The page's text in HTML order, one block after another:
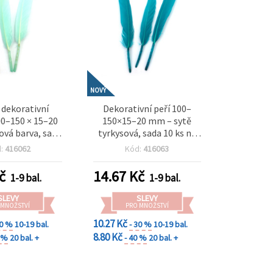
dekorativní
× 15–20
barva, sada
jarní tvoření,
projekty
416062
1-9 bal.
%10-19 bal.
20 bal. +
NOVÝ
Dekorativní peří 100–
150×15–20 mm – sytě
tyrkysová, sada 10 ks na
tvoření, scrapbooking,
kreativní projekty EM
ART
Kód: 416063
14.67Kč 1-9 bal.
SLEVY
PRO MNOŽSTVÍ
10.27 Kč- 30 %10-19 bal.
8.80 Kč- 40 % 20 bal. +